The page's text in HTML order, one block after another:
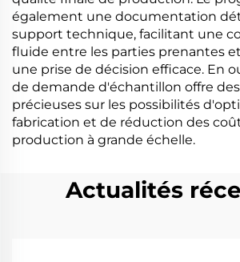
également une documentation
support technique, facilitant une
fluide entre les parties prenantes
une prise de décision efficace. En
de demande d'échantillon offre
précieuses sur les possibilités
fabrication et de réduction des
production à grande échelle.
Actualités